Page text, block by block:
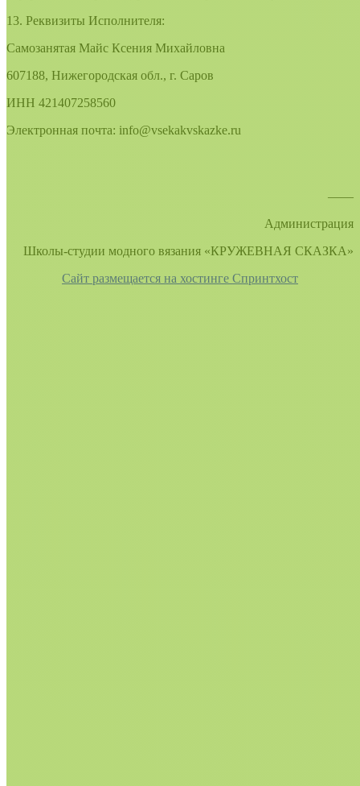
13. Реквизиты Исполнителя:
Самозанятая Майс Ксения Михайловна
607188, Нижегородская обл., г. Саров
ИНН 421407258560
Электронная почта: info@vsekakvskazke.ru
——
Администрация
Школы-студии модного вязания «КРУЖЕВНАЯ СКАЗКА»
Сайт размещается на хостинге Спринтхост